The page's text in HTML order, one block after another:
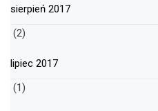
sierpień 2017
(2)
lipiec 2017
(1)